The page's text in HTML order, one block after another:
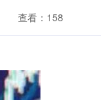
查看：158